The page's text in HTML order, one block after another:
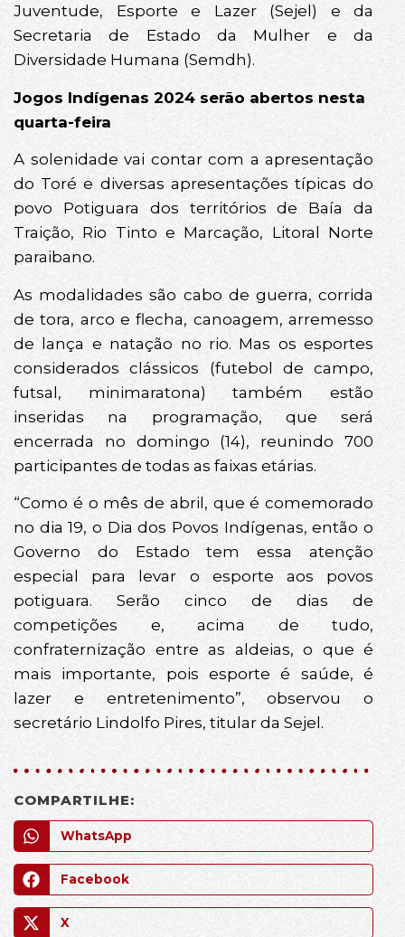
Juventude, Esporte e Lazer (Sejel) e da
Secretaria de Estado da Mulher e da
Diversidade Humana (Semdh).
Jogos Indígenas 2024 serão abertos nesta
quarta-feira
A solenidade vai contar com a apresentação
do Toré e diversas apresentações típicas do
povo Potiguara dos territórios de Baía da
Traição, Rio Tinto e Marcação, Litoral Norte
paraibano.
As modalidades são cabo de guerra, corrida
de tora, arco e flecha, canoagem, arremesso
de lança e natação no rio. Mas os esportes
considerados clássicos (futebol de campo,
futsal, minimaratona) também estão
inseridas na programação, que será
encerrada no domingo (14), reunindo 700
participantes de todas as faixas etárias.
“Como é o mês de abril, que é comemorado
no dia 19, o Dia dos Povos Indígenas, então o
Governo do Estado tem essa atenção
especial para levar o esporte aos povos
potiguara. Serão cinco de dias de
competições e, acima de tudo,
confraternização entre as aldeias, o que é
mais importante, pois esporte é saúde, é
lazer e entretenimento”, observou o
secretário Lindolfo Pires, titular da Sejel.
COMPARTILHE:
WhatsApp
Facebook
X